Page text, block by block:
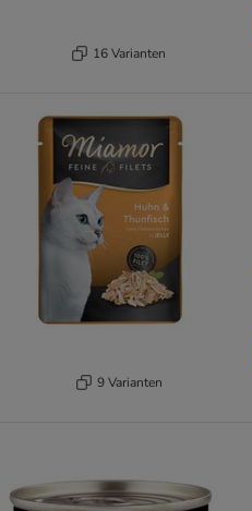
16 Varianten
9 Varianten